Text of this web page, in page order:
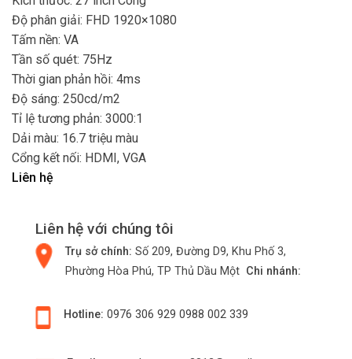
Độ phân giải: FHD 1920×1080
Tấm nền: VA
Tần số quét: 75Hz
Thời gian phản hồi: 4ms
Độ sáng: 250cd/m2
Tỉ lệ tương phản: 3000:1
Dải màu: 16.7 triệu màu
Cổng kết nối: HDMI, VGA
Liên hệ
Liên hệ với chúng tôi
Trụ sở chính: Số 209, Đường D9, Khu Phố 3,
Phường Hòa Phú, TP Thủ Dầu Một Chi nhánh:
Hotline: 0976 306 929 0988 002 339